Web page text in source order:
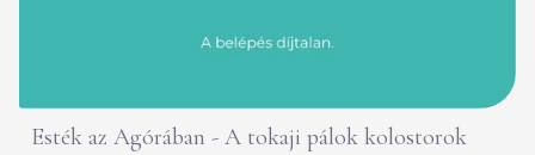
Esték az Agórában - A tokaji pálok kolostorok